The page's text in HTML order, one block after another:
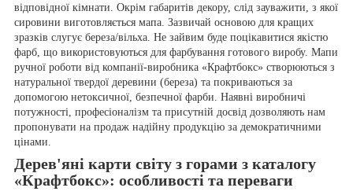
відповідної кімнати. Окрім габаритів декору, слід зауважити, з якої
сировини виготовляється мапа. Зазвичай основою для кращих
зразків слугує береза/вільха. Не зайвим буде поцікавитися якістю
фарб, що використовуються для фарбування готового виробу. Мапи
ручної роботи від компанії-виробника «Крафтбокс» створюються з
натуральної твердої деревини (береза) та покриваються за
допомогою нетоксичної, безпечної фарби. Наявні виробничі
потужності, професіоналізм та присутній досвід дозволяють нам
пропонувати на продаж надійну продукцію за демократичними
цінами.
Дерев'яні карти світу з горами з каталогу
«Крафтбокс»: особливості та переваги